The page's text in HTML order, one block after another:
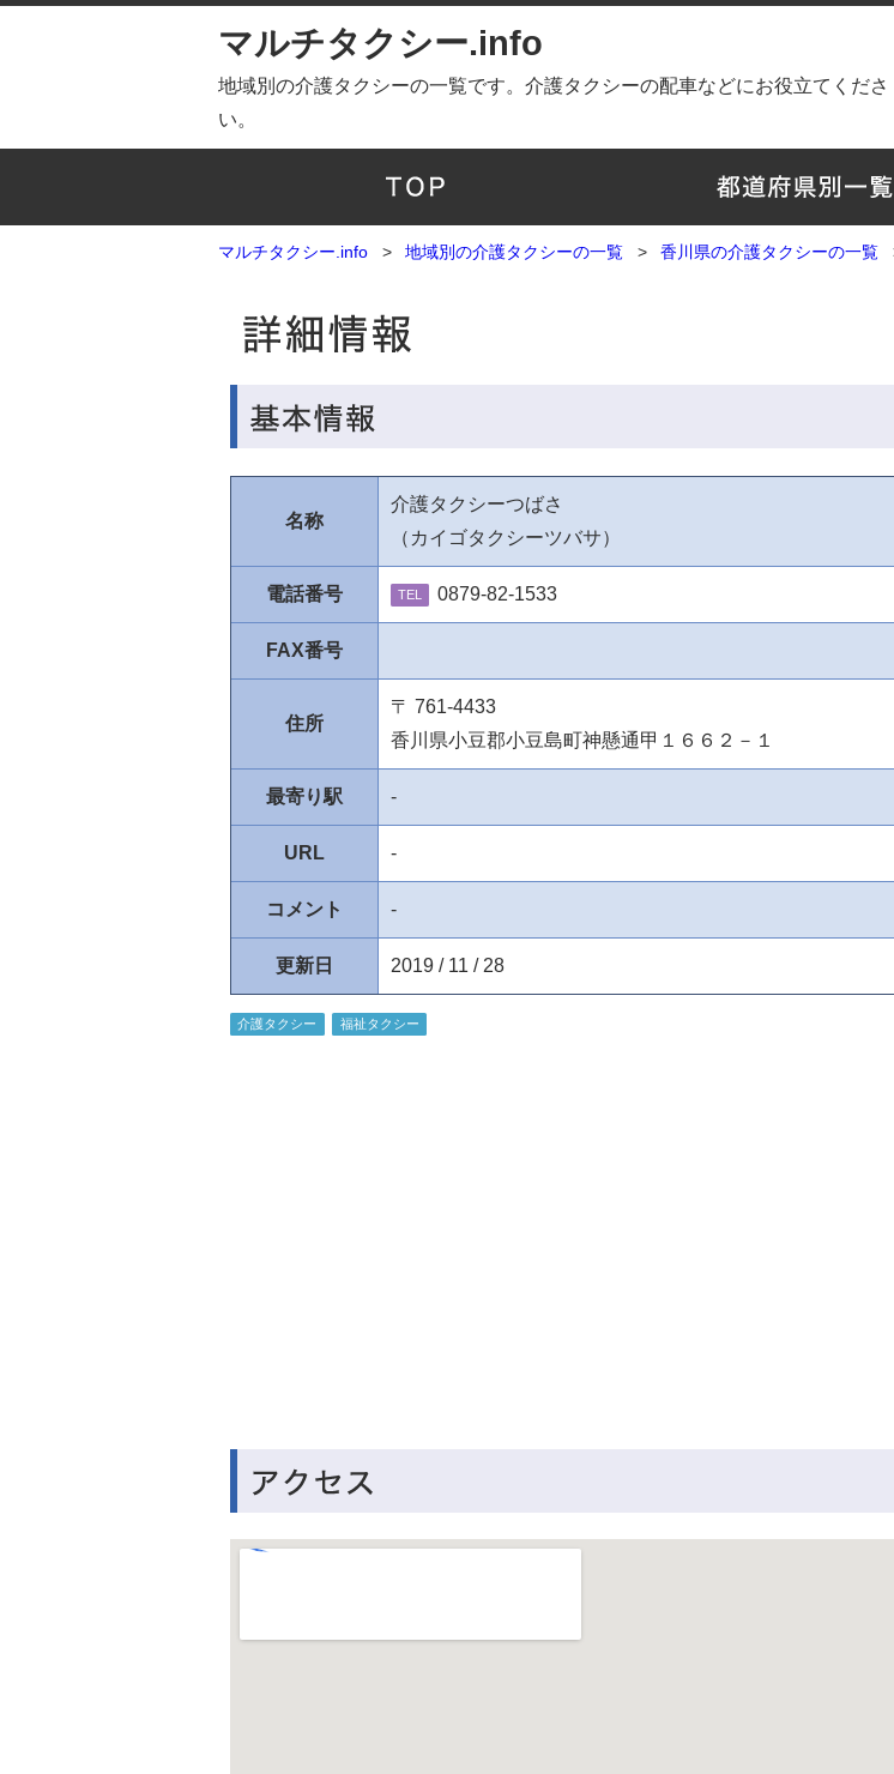
マルチタクシー.info
地域別の介護タクシーの一覧です。介護タクシーの配車などにお役立てくださ
い。
マルチタクシー.info 地域別の介護タクシーの一覧 香川県の介護タクシーの一覧
名称
介護タクシーつばさ
（カイゴタクシーツバサ）
電話番号 TEL 0879-82-1533
FAX番号
住所
〒 761-4433
香川県小豆郡小豆島町神懸通甲１６６２－１
最寄り駅 -
URL -
コメント -
更新日 2019 / 11 / 28
介護タクシー 福祉タクシー